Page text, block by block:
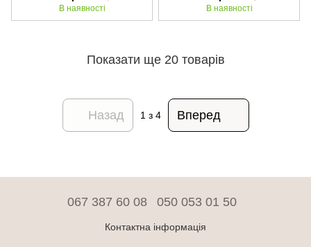
В наявності
В наявності
Показати ще 20 товарів
Назад 1з 4 Вперед
067 387 60 08 050 053 01 50
Контактна інформація